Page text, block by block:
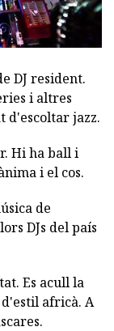
DJ resident.
i altres
d'escoltar jazz.
Hi ha ball i
i el cos.
de
DJs del país
Es acull la
africà. A